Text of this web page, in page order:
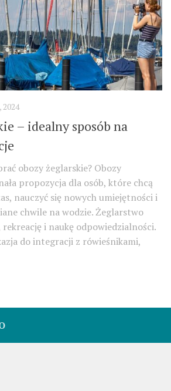
2024
– idealny sposób na
obozy żeglarskie? Obozy
propozycja dla osób, które chcą
nauczyć się nowych umiejętności i
chwile na wodzie. Żeglarstwo
rekreację i naukę odpowiedzialności.
do integracji z rówieśnikami,